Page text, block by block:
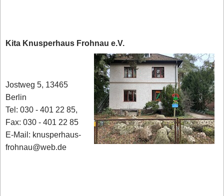
Kita Knusperhaus Frohnau e.V.
Jostweg 5, 13465
Berlin
Tel: 030 - 401 22 85,
Fax: 030 - 401 22 85
E-Mail: knusperhaus-
frohnau@web.de